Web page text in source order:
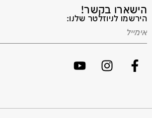
הישארו בקשר!
הירשמו לניוזלטר שלנו: